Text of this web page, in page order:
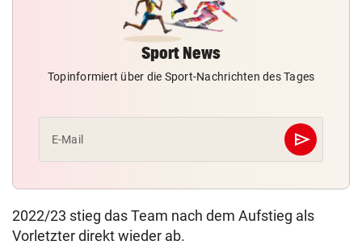
Sport News
Topinformiert über die Sport-Nachrichten des Tages
E-Mail send
Abschicken
2022/23 stieg das Team nach dem Aufstieg als
Vorletzter direkt wieder ab.